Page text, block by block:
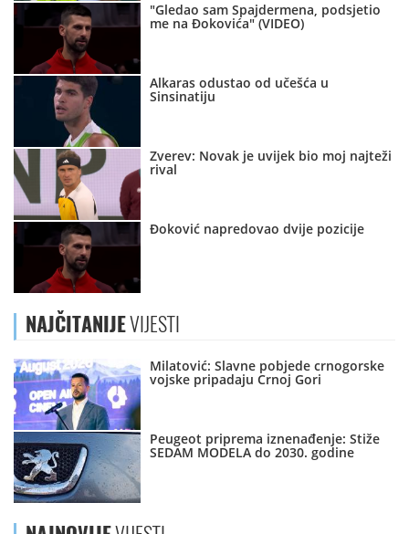
"Gledao sam Spajdermena, podsjetio
me na Đokovića" (VIDEO)
Alkaras odustao od učešća u
Sinsinatiju
Zverev: Novak je uvijek bio moj najteži
rival
Đoković napredovao dvije pozicije
NAJČITANIJEVIJESTI
Milatović: Slavne pobjede crnogorske
vojske pripadaju Crnoj Gori
Peugeot priprema iznenađenje: Stiže
SEDAM MODELA do 2030. godine